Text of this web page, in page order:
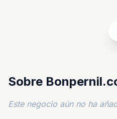
Sobre
Este negocio aún no ha